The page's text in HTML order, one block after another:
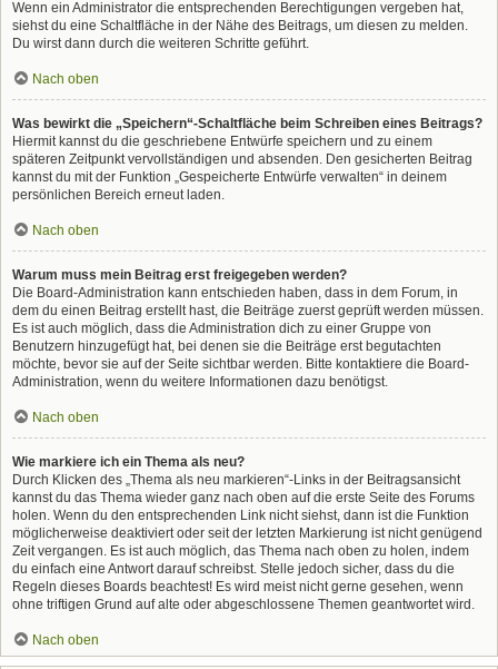
Wenn ein Administrator die entsprechenden Berechtigungen vergeben hat,
siehst du eine Schaltfläche in der Nähe des Beitrags, um diesen zu melden.
Du wirst dann durch die weiteren Schritte geführt.
Nach oben
Was bewirkt die „Speichern“-Schaltfläche beim Schreiben eines Beitrags?
Hiermit kannst du die geschriebene Entwürfe speichern und zu einem
späteren Zeitpunkt vervollständigen und absenden. Den gesicherten Beitrag
kannst du mit der Funktion „Gespeicherte Entwürfe verwalten“ in deinem
persönlichen Bereich erneut laden.
Nach oben
Warum muss mein Beitrag erst freigegeben werden?
Die Board-Administration kann entschieden haben, dass in dem Forum, in
dem du einen Beitrag erstellt hast, die Beiträge zuerst geprüft werden müssen.
Es ist auch möglich, dass die Administration dich zu einer Gruppe von
Benutzern hinzugefügt hat, bei denen sie die Beiträge erst begutachten
möchte, bevor sie auf der Seite sichtbar werden. Bitte kontaktiere die Board-
Administration, wenn du weitere Informationen dazu benötigst.
Nach oben
Wie markiere ich ein Thema als neu?
Durch Klicken des „Thema als neu markieren“-Links in der Beitragsansicht
kannst du das Thema wieder ganz nach oben auf die erste Seite des Forums
holen. Wenn du den entsprechenden Link nicht siehst, dann ist die Funktion
möglicherweise deaktiviert oder seit der letzten Markierung ist nicht genügend
Zeit vergangen. Es ist auch möglich, das Thema nach oben zu holen, indem
du einfach eine Antwort darauf schreibst. Stelle jedoch sicher, dass du die
Regeln dieses Boards beachtest! Es wird meist nicht gerne gesehen, wenn
ohne triftigen Grund auf alte oder abgeschlossene Themen geantwortet wird.
Nach oben